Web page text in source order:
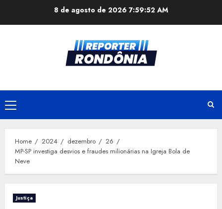
8 de agosto de 2026 7:59:53 AM
Primary
Menu
Home 2024 dezembro
26
MP-SP investiga desvios e fraudes milionárias na Igreja Bola de
Neve
Justiça